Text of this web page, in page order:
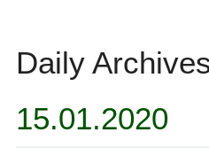
content
Daily
15.01.2020